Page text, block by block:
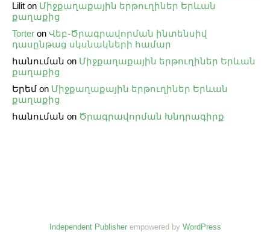
Lilit on Միջքաղաքային երթուղիներ Երևան
քաղաքից
Torter on Վեբ֊Ծրագրավորման ինտենսիվ
դասընթաց սկսնակների համար
հանուման on Միջքաղաքային երթուղիներ Երևան
քաղաքից
Երեմ on Միջքաղաքային երթուղիներ Երևան
քաղաքից
հանուման on Ծրագրավորման Խնդրագիրք
Independent Publisherempowered by WordPress